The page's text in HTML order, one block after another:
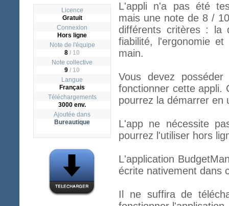
Licence
Gratuit
Connexion
Hors ligne
Note de l'équipe
8 / 10
Note collective
9 / 10
Langue
Français
Téléchargements
3000 env.
Ajoutée dans
Bureautique
L'appli n'a pas été
mais une note de 8 /
différents critères : la
fiabilité, l'ergonomie
main.
Vous devez
fonctionner cette appli.
pourrez la démarrer en
L'app ne nécessite
pourrez l'utiliser hors
L'application
écrite nativement dans
Il ne suffira de